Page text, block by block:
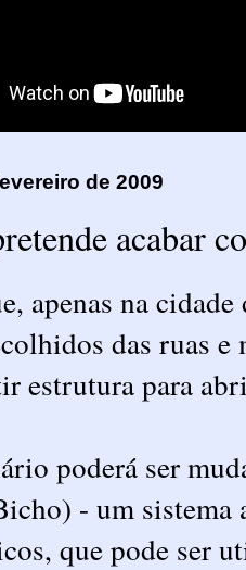
de 2009
acabar
apenas na
das ruas
estrutura para
poderá ser
- um sistema
que pode ser